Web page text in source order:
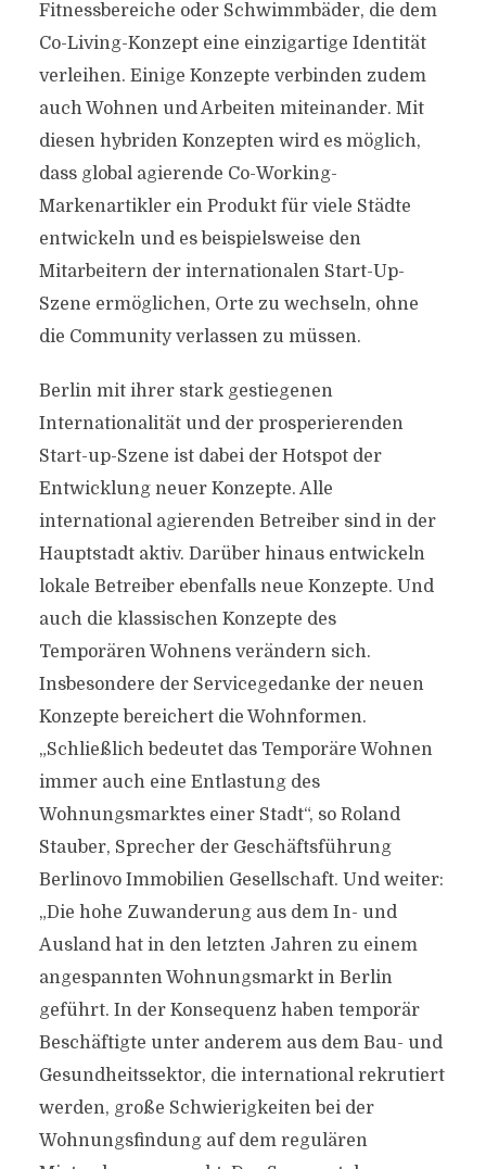
Fitnessbereiche oder Schwimmbäder, die dem
Co-Living-Konzept eine einzigartige Identität
verleihen. Einige Konzepte verbinden zudem
auch Wohnen und Arbeiten miteinander. Mit
diesen hybriden Konzepten wird es möglich,
dass global agierende Co-Working-
Markenartikler ein Produkt für viele Städte
entwickeln und es beispielsweise den
Mitarbeitern der internationalen Start-Up-
Szene ermöglichen, Orte zu wechseln, ohne
die Community verlassen zu müssen.
Berlin mit ihrer stark gestiegenen
Internationalität und der prosperierenden
Start-up-Szene ist dabei der Hotspot der
Entwicklung neuer Konzepte. Alle
international agierenden Betreiber sind in der
Hauptstadt aktiv. Darüber hinaus entwickeln
lokale Betreiber ebenfalls neue Konzepte. Und
auch die klassischen Konzepte des
Temporären Wohnens verändern sich.
Insbesondere der Servicegedanke der neuen
Konzepte bereichert die Wohnformen.
„Schließlich bedeutet das Temporäre Wohnen
immer auch eine Entlastung des
Wohnungsmarktes einer Stadt“, so Roland
Stauber, Sprecher der Geschäftsführung
Berlinovo Immobilien Gesellschaft. Und weiter:
„Die hohe Zuwanderung aus dem In- und
Ausland hat in den letzten Jahren zu einem
angespannten Wohnungsmarkt in Berlin
geführt. In der Konsequenz haben temporär
Beschäftigte unter anderem aus dem Bau- und
Gesundheitssektor, die international rekrutiert
werden, große Schwierigkeiten bei der
Wohnungsfindung auf dem regulären